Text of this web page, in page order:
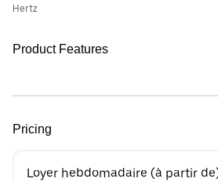
Hertz
Product Features
Pricing
Loyer hebdomadaire (à partir